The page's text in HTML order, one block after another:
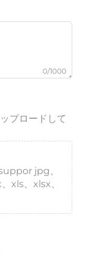
0/1000
プロードして
jpg、
xls、xlsx、